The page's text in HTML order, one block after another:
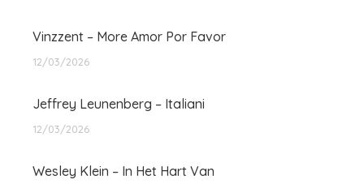
Vinzzent – More Amor Por Favor
12/03/2026
Jeffrey Leunenberg – Italiani
12/03/2026
Wesley Klein – In Het Hart Van